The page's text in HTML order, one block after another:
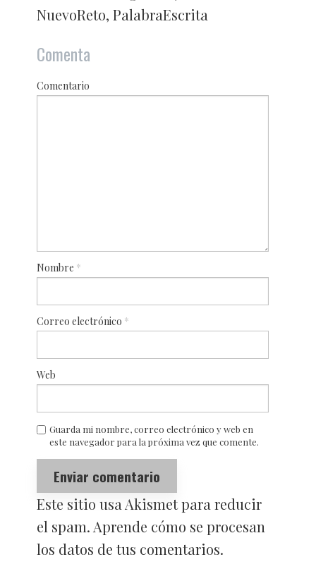
NuevoReto, PalabraEscrita
Comenta
Comentario
Nombre *
Correo electrónico *
Web
Guarda mi nombre, correo electrónico y web en
este navegador para la próxima vez que comente.
Este sitio usa Akismet para reducir
el spam. Aprende cómo se procesan
los datos de tus comentarios.